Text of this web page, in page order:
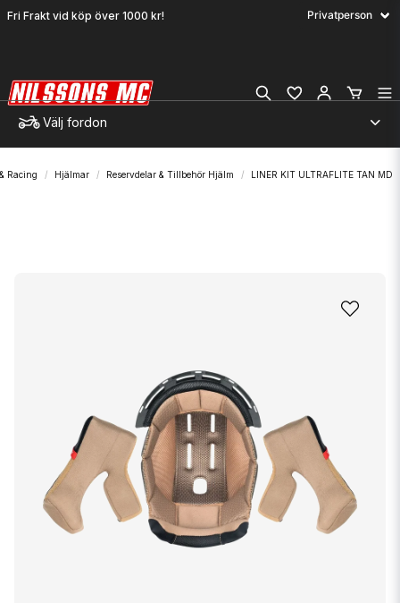
Fri Frakt vid köp över 1000 kr!
Välj fordon
Racing Hjälmar Reservdelar & Tillbehör Hjälm LINER KIT ULTRAFLITE TAN MD